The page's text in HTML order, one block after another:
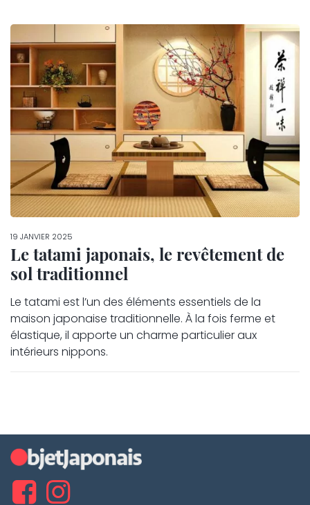
19 JANVIER 2025
Le tatami japonais, le revêtement de
sol traditionnel
Le tatami est l’un des éléments essentiels de la
maison japonaise traditionnelle. À la fois ferme et
élastique, il apporte un charme particulier aux
intérieurs nippons.